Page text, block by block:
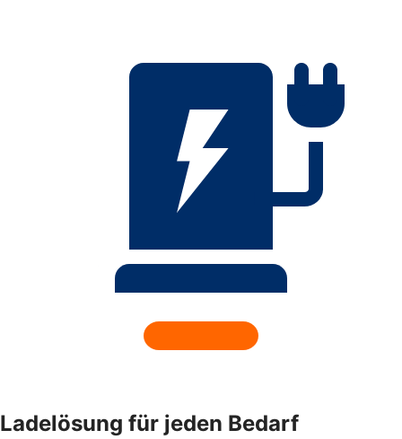
Ladelösung für jeden Bedarf